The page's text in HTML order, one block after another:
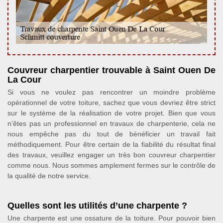
Couvreur charpentier trouvable à Saint Ouen De
La Cour
Si vous ne voulez pas rencontrer un moindre problème
opérationnel de votre toiture, sachez que vous devriez être strict
sur le système de la réalisation de votre projet. Bien que vous
n’êtes pas un professionnel en travaux de charpenterie, cela ne
nous empêche pas du tout de bénéficier un travail fait
méthodiquement. Pour être certain de la fiabilité du résultat final
des travaux, veuillez engager un très bon couvreur charpentier
comme nous. Nous sommes amplement fermes sur le contrôle de
la qualité de notre service.
Quelles sont les utilités d’une charpente ?
Une charpente est une ossature de la toiture. Pour pouvoir bien